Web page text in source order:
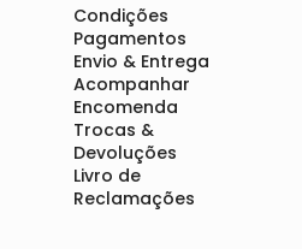
Condições
Pagamentos
Envio & Entrega
Acompanhar
Encomenda
Trocas &
Devoluções
Livro de
Reclamações